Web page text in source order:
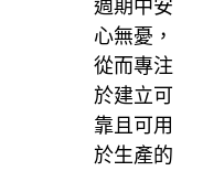
週期中安
心無憂，
從而專注
於建立可
靠且可用
於生產的